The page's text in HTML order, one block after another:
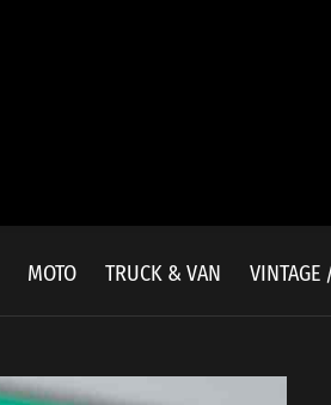
MOTO TRUCK & VAN VINTAGE